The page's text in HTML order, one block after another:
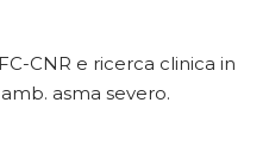
CNR e ricerca clinica in
asma severo.